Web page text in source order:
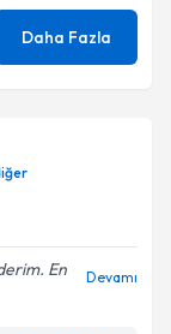
Daha Fazla
En
Devamı